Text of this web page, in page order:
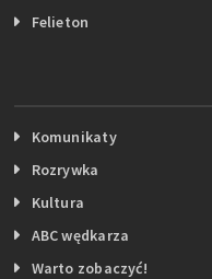
Felieton
Komunikaty
Rozrywka
Kultura
ABC wędkarza
Warto zobaczyć!